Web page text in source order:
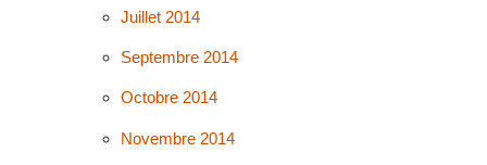
Juillet 2014
Septembre 2014
Octobre 2014
Novembre 2014